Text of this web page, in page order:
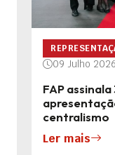
09 Julho 2026
FAP
centralismo
Ler mais